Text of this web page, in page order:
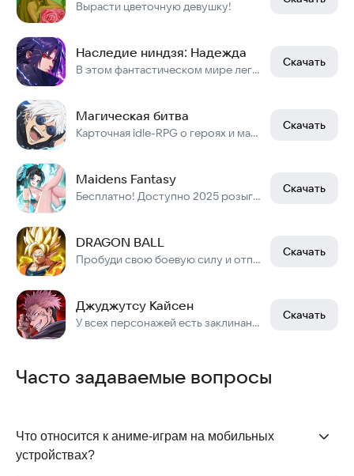
Вырасти цветочную девушку!
Наследие ниндзя: Надежда
В этом фантастическом мире легенды о ниндзя никогда не угасали.
Скачать
Магическая битва
Карточная idle-RPG о героях и магии. Собирайте команду и сражайтесь.
Скачать
Maidens Fantasy
Бесплатно! Доступно 2025 розыгрышей карт
Скачать
DRAGON BALL
Пробуди свою боевую силу и отправься в эпическое приключение!
Скачать
Джуджутсу Кайсен
У всех персонажей есть заклинания и комбо для борьбы с вражескими юнитами!
Скачать
Часто задаваемые вопросы
Что относится к аниме-играм на мобильных
устройствах?